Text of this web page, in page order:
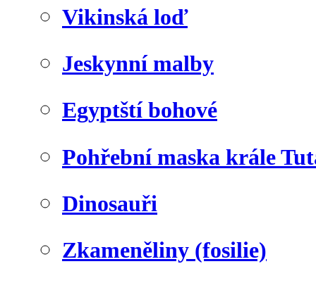
Vikinská loď
Jeskynní malby
Egyptští bohové
Pohřební maska krále
Dinosauři
Zkameněliny (fosilie)